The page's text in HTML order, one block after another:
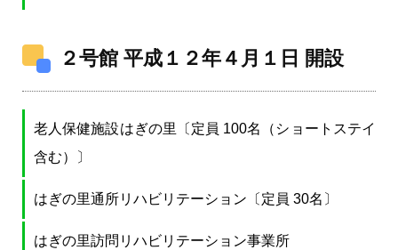
２号館 平成１２年４月１日 開設
老人保健施設はぎの里〔定員 100名（ショートステイ
含む）〕
はぎの里通所リハビリテーション〔定員 30名〕
はぎの里訪問リハビリテーション事業所